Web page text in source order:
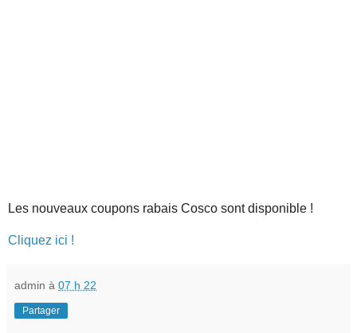
Les nouveaux coupons rabais Cosco sont disponible !
Cliquez ici !
admin à 07 h 22
Partager